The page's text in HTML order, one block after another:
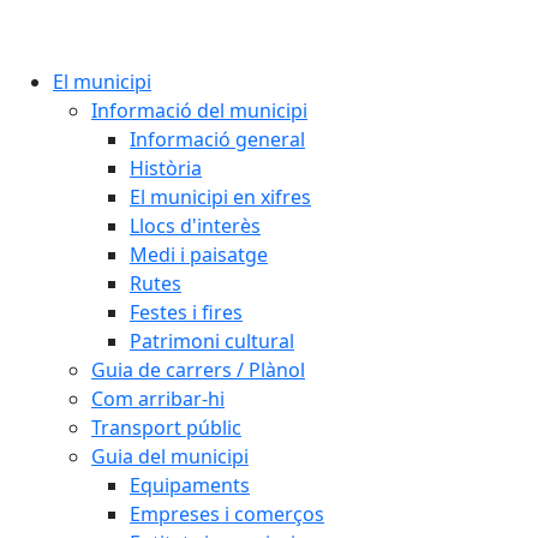
El municipi
Informació del municipi
Informació general
Història
El municipi en xifres
Llocs d'interès
Medi i paisatge
Rutes
Festes i fires
Patrimoni cultural
Guia de carrers / Plànol
Com arribar-hi
Transport públic
Guia del municipi
Equipaments
Empreses i comerços